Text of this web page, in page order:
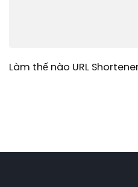
Làm thế nào URL